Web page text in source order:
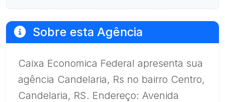
Sobre esta Agência
Caixa Economica Federal apresenta sua
agência Candelaria, Rs no bairro Centro,
Candelaria, RS. Endereço: Avenida